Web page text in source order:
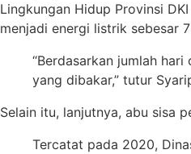
Lingkungan Hidup Provinsi
menjadi energi listrik sebesar
“Berdasarkan jumlah
yang dibakar,” tutur
Selain itu, lanjutnya, abu sisa
Tercatat pada 2020,